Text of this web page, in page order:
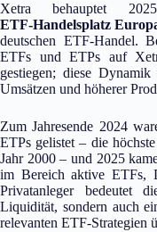
Xetra behauptet
ETF‑Handelsplatz
deutschen ETF‑Handel.
ETFs und ETPs auf
gestiegen; diese
Umsätzen und höherer
Zum Jahresende 2024
ETPs gelistet – die
Jahr 2000 – und 2025
im Bereich aktive ETFs,
Privatanleger bedeutet
Liquidität, sondern auch
relevanten ETF‑Strategien